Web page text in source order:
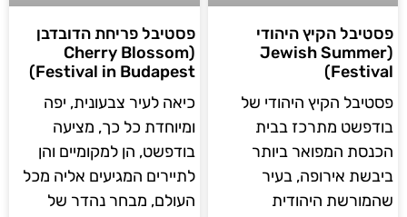
פסטיבל הקיץ היהודי
(Jewish Summer
Festival)
פסטיבל הקיץ היהודי של
בודפשט מתרכז בבית
הכנסת המפואר ביותר
ביבשת אירופה, בעיר
שהמורשת היהודית
פסטיבל פריחת הדובדבן
(Cherry Blossom
Festival in Budapest)
כיאה לעיר צבעונית, יפה
ומיוחדת כל כך, מציעה
בודפשט, הן למקומיים והן
לתיירים המגיעים אליה מכל
העולם, מבחר נהדר של